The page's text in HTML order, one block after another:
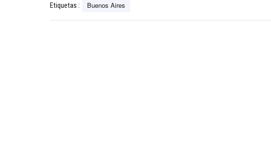
Etiquetas : Buenos Aires